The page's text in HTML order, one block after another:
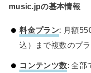
music.jpの基本情報
料金プラン: 月額
込）まで複数のプ
コンテンツ数: 全部